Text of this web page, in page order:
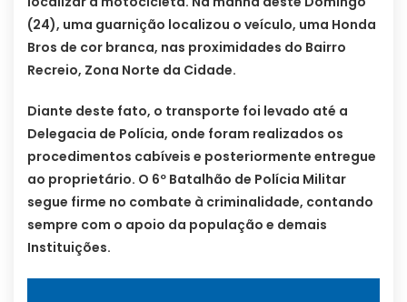
(24), uma guarnição localizou o veículo, uma Honda
Bros de cor branca, nas proximidades do Bairro
Recreio, Zona Norte da Cidade.
Diante deste fato, o transporte foi levado até a
Delegacia de Polícia, onde foram realizados os
procedimentos cabíveis e posteriormente entregue
ao proprietário. O 6º Batalhão de Polícia Militar
segue firme no combate à criminalidade, contando
sempre com o apoio da população e demais
Instituições.